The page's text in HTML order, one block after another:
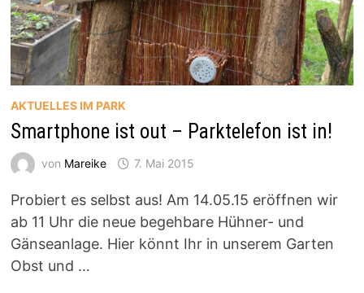
AKTUELLES IM PARK
Smartphone ist out – Parktelefon ist in!
von Mareike 7. Mai 2015
Probiert es selbst aus! Am 14.05.15 eröffnen wir
ab 11 Uhr die neue begehbare Hühner- und
Gänseanlage. Hier könnt Ihr in unserem Garten
Obst und …